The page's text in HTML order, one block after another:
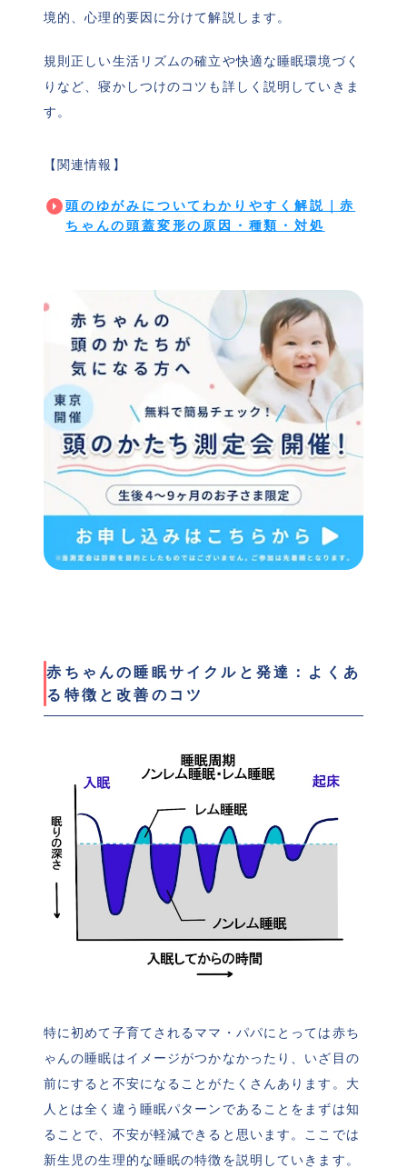
境的、心理的要因に分けて解説します。
規則正しい生活リズムの確立や快適な睡眠環境づく
りなど、寝かしつけのコツも詳しく説明していきま
す。
【関連情報】
頭のゆがみについてわかりやすく解説｜赤
ちゃんの頭蓋変形の原因・種類・対処
赤ちゃんの睡眠サイクルと発達：よくあ
る特徴と改善のコツ
特に初めて子育てされるママ・パパにとっては赤ち
ゃんの睡眠はイメージがつかなかったり、いざ目の
前にすると不安になることがたくさんあります。大
人とは全く違う睡眠パターンであることをまずは知
ることで、不安が軽減できると思います。ここでは
新生児の生理的な睡眠の特徴を説明していきます。